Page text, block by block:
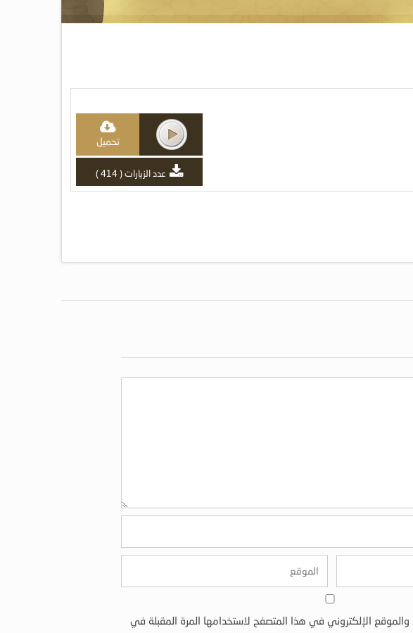
تحميل
عدد الزيارات ( 414 )
الإلكتروني في هذا المتصفح لاستخدامها المرة المقبلة في